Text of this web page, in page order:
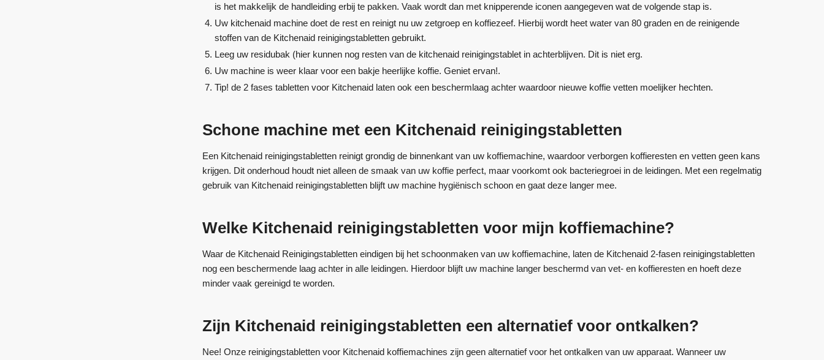
is het makkelijk de handleiding erbij te pakken. Vaak wordt dan met knipperende iconen aangegeven wat de volgende stap is.
Uw kitchenaid machine doet de rest en reinigt nu uw zetgroep en koffiezeef. Hierbij wordt heet water van 80 graden en de reinigende
stoffen van de Kitchenaid reinigingstabletten gebruikt.
Leeg uw residubak (hier kunnen nog resten van de kitchenaid reinigingstablet in achterblijven. Dit is niet erg.
Uw machine is weer klaar voor een bakje heerlijke koffie. Geniet ervan!.
Tip! de 2 fases tabletten voor Kitchenaid laten ook een beschermlaag achter waardoor nieuwe koffie vetten moelijker hechten.
Schone machine met een Kitchenaid reinigingstabletten
Een Kitchenaid reinigingstabletten reinigt grondig de binnenkant van uw koffiemachine, waardoor verborgen koffieresten en vetten geen kans
krijgen. Dit onderhoud houdt niet alleen de smaak van uw koffie perfect, maar voorkomt ook bacteriegroei in de leidingen. Met een regelmatig
gebruik van Kitchenaid reinigingstabletten blijft uw machine hygiënisch schoon en gaat deze langer mee.
Welke Kitchenaid reinigingstabletten voor mijn koffiemachine?
Waar de Kitchenaid Reinigingstabletten eindigen bij het schoonmaken van uw koffiemachine, laten de Kitchenaid 2-fasen reinigingstabletten
nog een beschermende laag achter in alle leidingen. Hierdoor blijft uw machine langer beschermd van vet- en koffieresten en hoeft deze
minder vaak gereinigd te worden.
Zijn Kitchenaid reinigingstabletten een alternatief voor ontkalken?
Nee! Onze reinigingstabletten voor Kitchenaid koffiemachines zijn geen alternatief voor het ontkalken van uw apparaat. Wanneer uw